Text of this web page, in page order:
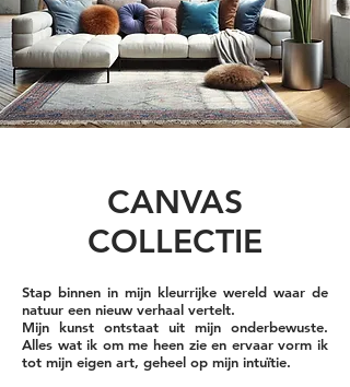
CANVAS
COLLECTIE
Stap binnen in mijn kleurrijke wereld waar de
natuur een nieuw verhaal vertelt.
Mijn kunst ontstaat uit mijn onderbewuste.
Alles wat ik om me heen zie en ervaar vorm ik
tot mijn eigen art, geheel op mijn intuïtie.